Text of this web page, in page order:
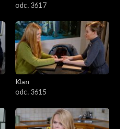
odc. 3617
Klan
odc. 3615